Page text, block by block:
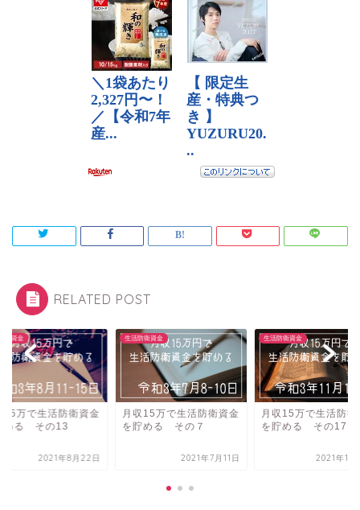
RELATED POST
衛資金
15万で生活防衛資金
める その13
2021年8月22日
生活防衛資金
月収15万で生活防衛資金
を貯める その７
2021年7月11日
生活防衛資金
月収15万で生活防衛
を貯める その17
2021年11